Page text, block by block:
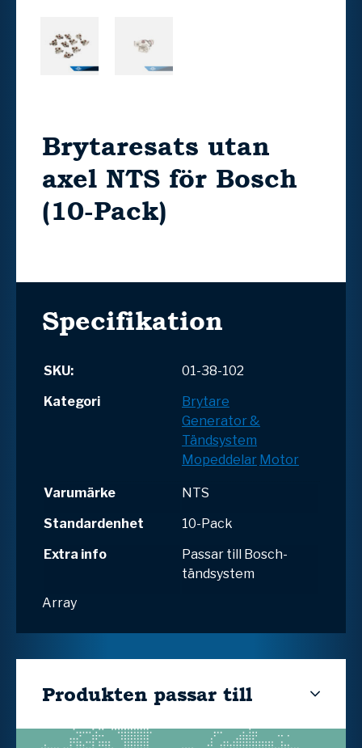
Brytaresats utan
axel NTS för Bosch
(10-Pack)
Specifikation
SKU:
01-38-102
Kategori
Brytare
Generator &
Tändsystem
Mopeddelar Motor
Varumärke
NTS
Standardenhet
10-Pack
Extra info
Passar till Bosch-
tändsystem
Array
Produkten passar till